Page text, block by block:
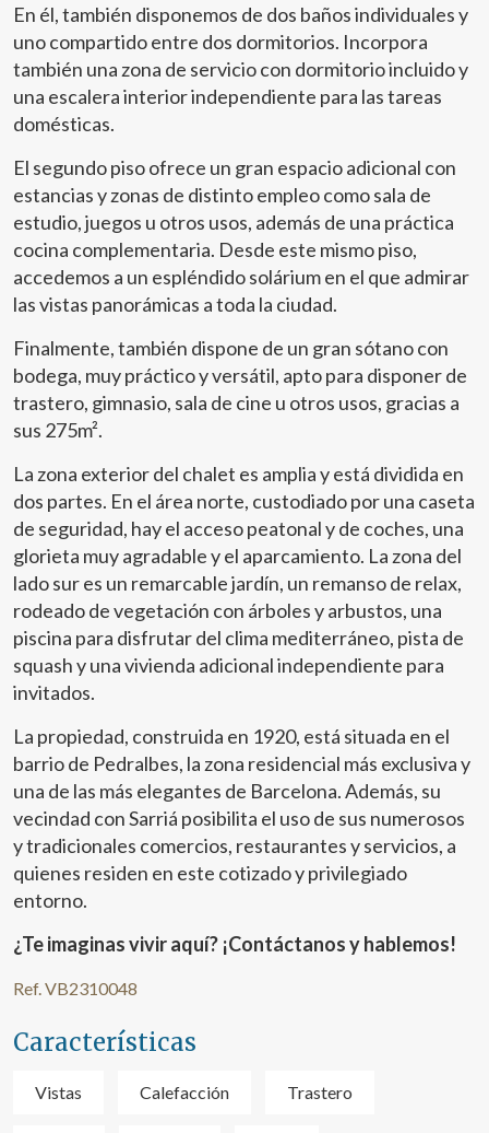
En él, también disponemos de dos baños individuales y
uno compartido entre dos dormitorios. Incorpora
también una zona de servicio con dormitorio incluido y
una escalera interior independiente para las tareas
domésticas.
El segundo piso ofrece un gran espacio adicional con
estancias y zonas de distinto empleo como sala de
estudio, juegos u otros usos, además de una práctica
cocina complementaria. Desde este mismo piso,
accedemos a un espléndido solárium en el que admirar
las vistas panorámicas a toda la ciudad.
Finalmente, también dispone de un gran sótano con
bodega, muy práctico y versátil, apto para disponer de
trastero, gimnasio, sala de cine u otros usos, gracias a
sus 275m².
La zona exterior del chalet es amplia y está dividida en
dos partes. En el área norte, custodiado por una caseta
de seguridad, hay el acceso peatonal y de coches, una
glorieta muy agradable y el aparcamiento. La zona del
lado sur es un remarcable jardín, un remanso de relax,
rodeado de vegetación con árboles y arbustos, una
piscina para disfrutar del clima mediterráneo, pista de
squash y una vivienda adicional independiente para
invitados.
La propiedad, construida en 1920, está situada en el
barrio de Pedralbes, la zona residencial más exclusiva y
una de las más elegantes de Barcelona. Además, su
vecindad con Sarriá posibilita el uso de sus numerosos
y tradicionales comercios, restaurantes y servicios, a
quienes residen en este cotizado y privilegiado
entorno.
¿Te imaginas vivir aquí? ¡Contáctanos y hablemos!
Ref. VB2310048
Características
Vistas Calefacción Trastero
Modificar cookies
Técnicas y funcionales
Siempre activas
Este sitio web utiliza Cookies propias para recopilar
información con la finalidad de mejorar nuestros servicios.
Si continua navegando, supone la aceptación de la
instalación de las mismas. El usuario tiene la posibilidad
impedir que sean instaladas en su disco duro, aunque
deberá tener en cuenta que dicha acción podrá ocasionar
dificultades de navegación de la página web.
Analíticas y personalización
Permiten realizar el seguimiento y análisis del
comportamiento de los usuarios de este sitio web. La
información recogida mediante este tipo de cookies se
utiliza en la medición de la actividad de la web para la
elaboración de perfiles de navegación de los usuarios con
el fin de introducir mejoras en función del análisis de los
datos de uso que hacen los usuarios del servicio. Permiten
guardar la información de preferencia del usuario para
mejorar la calidad de nuestros servicios y para ofrecer una
mejor experiencia a través de productos recomendados.
Marketing y publicidad
sobre las preferencias y elecciones personales del usuario
a través de la observación continuada de sus hábitos de
navegación. Gracias a ellas, podemos conocer los hábitos
de navegación en el sitio web y mostrar publicidad
relacionada con el perfil de navegación del usuario.